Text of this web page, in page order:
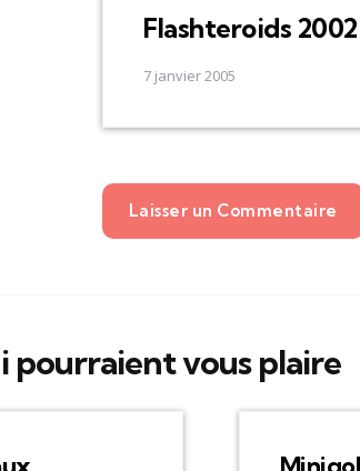
Flashteroids 2002
7 janvier 2005
Laisser un Commentaire
pourraient vous plaire